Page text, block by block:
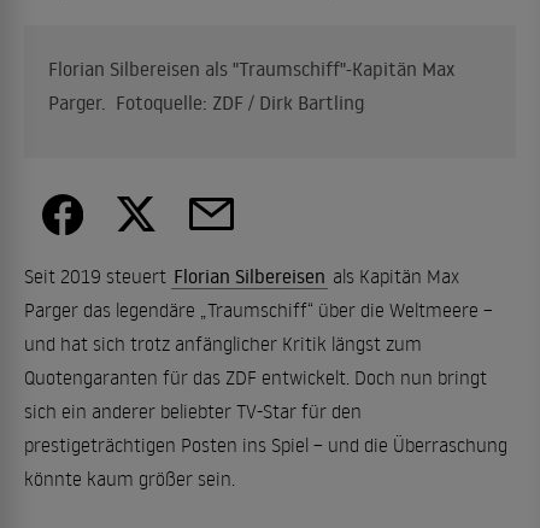
Florian Silbereisen als "Traumschiff"-Kapitän Max
Parger. Fotoquelle: ZDF / Dirk Bartling
Seit 2019 steuert Florian Silbereisen als Kapitän Max
Parger das legendäre „Traumschiff“ über die Weltmeere –
und hat sich trotz anfänglicher Kritik längst zum
Quotengaranten für das ZDF entwickelt. Doch nun bringt
sich ein anderer beliebter TV-Star für den
prestigeträchtigen Posten ins Spiel – und die Überraschung
könnte kaum größer sein.